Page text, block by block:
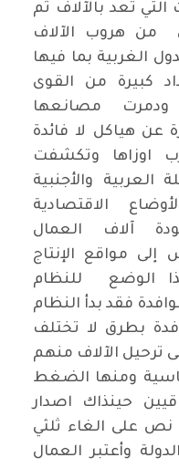
التي تعد بالآلاف ثم
من هروب الآلاف
الغربية بما فيها
كبيرة من القوى
ودمرت مصانعها
عن هياكل لا فائدة
اوزاها وتكشفت
العربية والأجنبية
الاقتصادية
آلاف العمال
إلى مواقع الإنتاج
الوضع للنظام
فقد بدأ النظام
بطرق لا تختلف
ترحيل الآلاف منهم
ومنها الضغط
حينذاك اصدار
150 لسنة 1987 الذي نص على الغاء ثلثي
وأعتبر العمال